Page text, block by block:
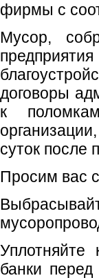
фирмы с
Мусор,
договоры
к
суток после
Просим вас
Уплотняйте
банки